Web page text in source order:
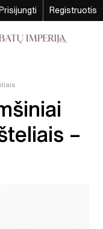
Prisijungti Registruotis
–